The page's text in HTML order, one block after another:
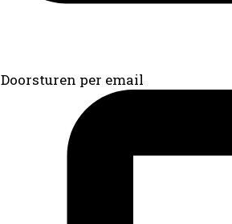
Doorsturen per email